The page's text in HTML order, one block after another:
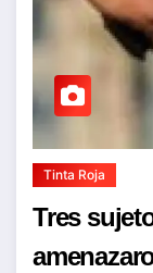
Tinta Roja
Tres